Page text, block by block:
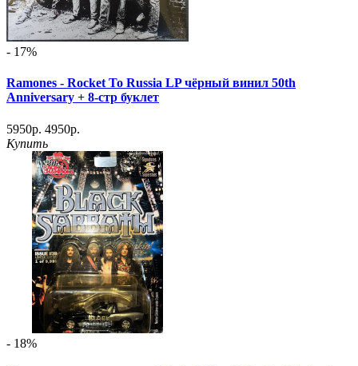
- 17%
Ramones - Rocket To Russia LP чёрный винил 50th
Anniversary + 8-стр буклет
5950р. 4950р.
Купить
- 18%